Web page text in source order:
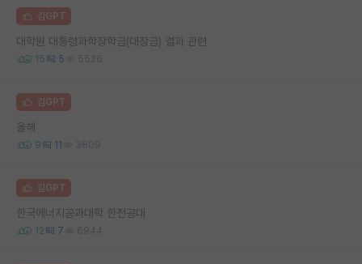
김GPT
대학원 대통령과학장학금(대장금) 결과 관련
15 5 5526
김GPT
올해
9 11 3809
김GPT
한국에너지공과대학 한전공대
12 7 6944